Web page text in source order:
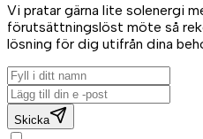
Vi pratar gärna lite solenergi
förutsättningslöst möte så
lösning för dig utifrån dina
Skicka